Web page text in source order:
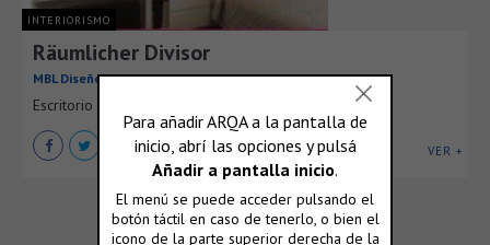
INTERIORISMO
Räumlicher Divisor
MBL Diseño
Escritorio biblioteca divisor
VER +